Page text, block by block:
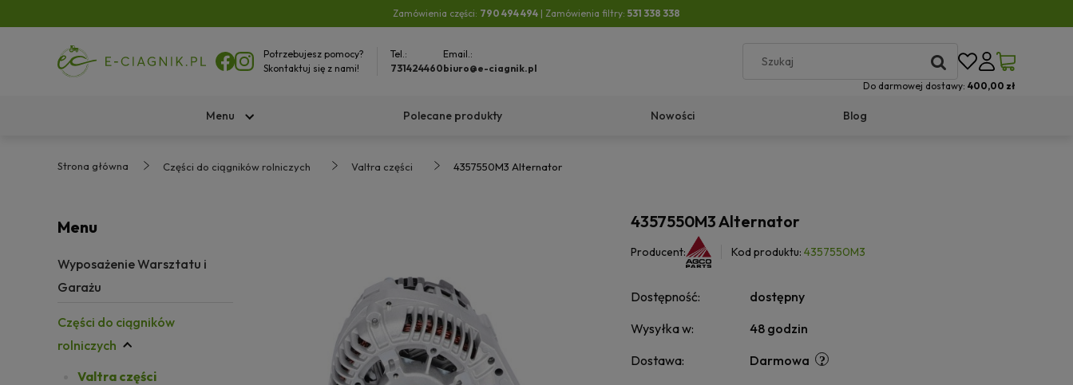
Zamówienia części: 790 494 494 | Zamówienia filtry: 531 338 338
Potrzebujesz pomocy?
Skontaktuj się z nami!
Tel.:
731424460
Email.:
biuro@e-ciagnik.pl
Do darmowej dostawy: 400,00 zł
Menu Polecane produkty Nowości Blog
Strona główna Części do ciągników rolniczych Valtra części 4357550M3 Alternator
Menu
Wyposażenie Warsztatu i
Garażu
Części do ciągników
rolniczych
Valtra części
4357550M3 Alternator
Producent: Kod produktu: 4357550M3
Dostępność:
dostępny
Wysyłka w:
48 godzin
Dostawa:
Darmowa